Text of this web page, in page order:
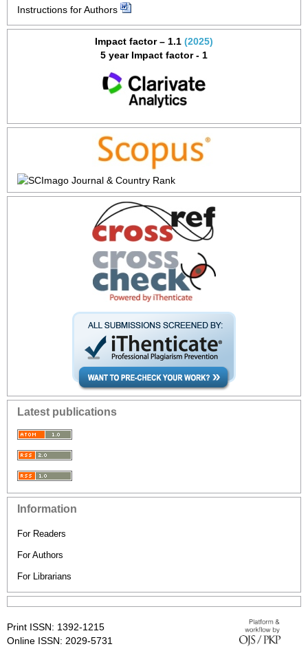
Instructions for Authors
Impact factor – 1.1 (2025)
5 year Impact factor - 1
Latest publications
Information
For Readers
For Authors
For Librarians
Print ISSN: 1392-1215
Online ISSN: 2029-5731